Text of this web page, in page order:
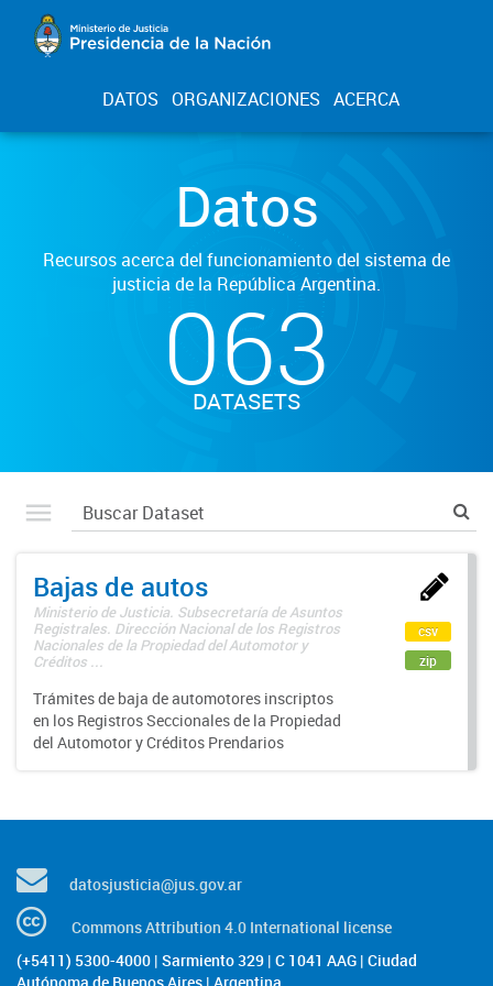
DATOS ORGANIZACIONES ACERCA
Datos
Recursos acerca del funcionamiento del sistema de
justicia de la República Argentina.
063
DATASETS
Bajas de autos
Ministerio de Justicia. Subsecretaría de Asuntos
Registrales. Dirección Nacional de los Registros
Nacionales de la Propiedad del Automotor y
Créditos ...
Trámites de baja de automotores inscriptos
en los Registros Seccionales de la Propiedad
del Automotor y Créditos Prendarios
csv
zip
datosjusticia@jus.gov.ar
Commons Attribution 4.0 International license
(+5411) 5300-4000 | Sarmiento 329 | C 1041 AAG | Ciudad